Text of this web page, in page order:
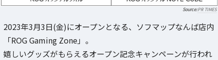
PR TIMES
2023年3月3日(金)にオープンとなる、ソフマップなんば店内
「ROG Gaming Zone」。
嬉しいグッズがもらえるオープン記念キャンペーンが行われ